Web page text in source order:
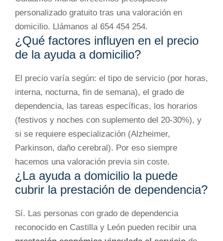
personalizado gratuito tras una valoración en
domicilio. Llámanos al 654 454 254.
¿Qué factores influyen en el precio
de la ayuda a domicilio?
El precio varía según: el tipo de servicio (por horas,
interna, nocturna, fin de semana), el grado de
dependencia, las tareas específicas, los horarios
(festivos y noches con suplemento del 20-30%), y
si se requiere especialización (Alzheimer,
Parkinson, daño cerebral). Por eso siempre
hacemos una valoración previa sin coste.
¿La ayuda a domicilio la puede
cubrir la prestación de dependencia?
Sí. Las personas con grado de dependencia
reconocido en Castilla y León pueden recibir una